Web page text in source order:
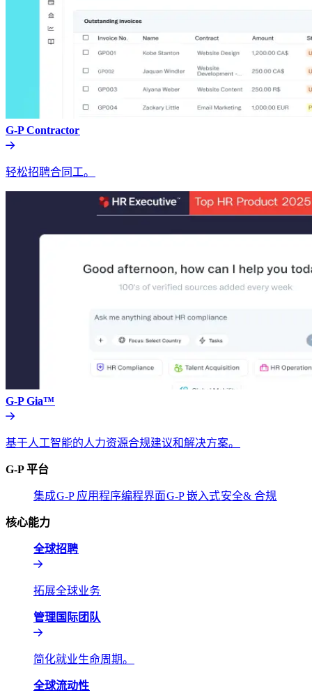
G-P Contractor​​
轻松招聘合同工。​​
G-P Gia™​​
基于人工智能的人力资源合规建议和解决方案。​​
G-P 平台​​
集成​​G-P 应用程序编程界面​​G-P 嵌入式​​安全& 合规​​
核心能力​​
全球招聘​​
拓展全球业务​​
管理国际团队​​
简化就业生命周期。​​
全球流动性​​